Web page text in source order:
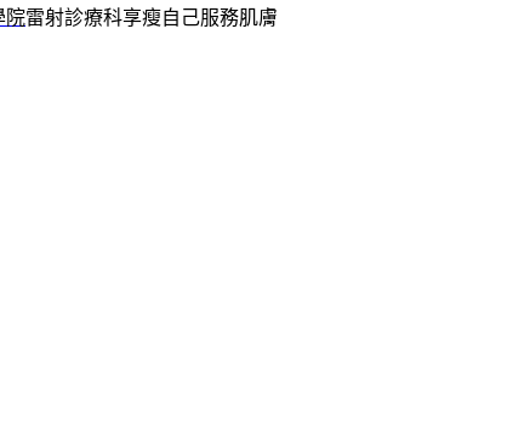
院雷射診療科享瘦自己服務肌膚